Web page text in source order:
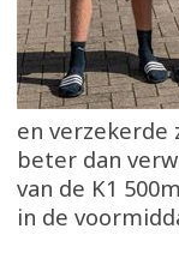
en verzekerde
beter dan
van de K1
in de